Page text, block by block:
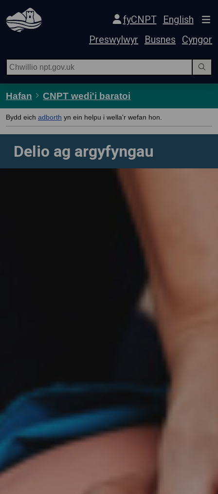
Hepgor gwe-lywio
fyCNPT
English
Preswylwyr
Busnes Cyngor
Hafan CNPT wedi'i baratoi
Bydd eich adborth yn ein helpu i wella'r wefan hon.
Delio ag argyfyngau